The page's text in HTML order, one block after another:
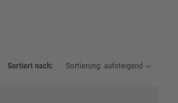
Sortiert nach: